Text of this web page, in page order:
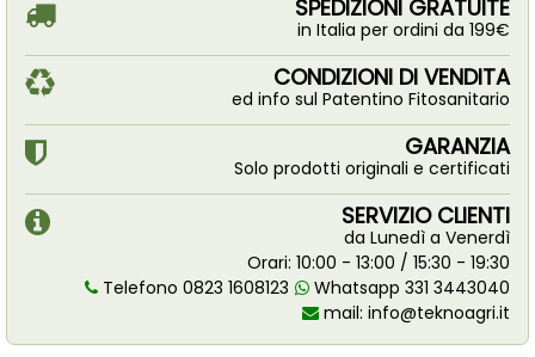
SPEDIZIONI GRATUITE
in Italia per ordini da 199€
CONDIZIONI DI VENDITA
ed info sul Patentino Fitosanitario
GARANZIA
Solo prodotti originali e certificati
SERVIZIO CLIENTI
da Lunedì a Venerdì
Orari: 10:00 - 13:00 / 15:30 - 19:30
Telefono 0823 1608123
Whatsapp 331 3443040
mail: info@teknoagri.it